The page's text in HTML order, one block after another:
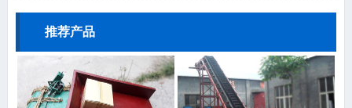
推荐产品